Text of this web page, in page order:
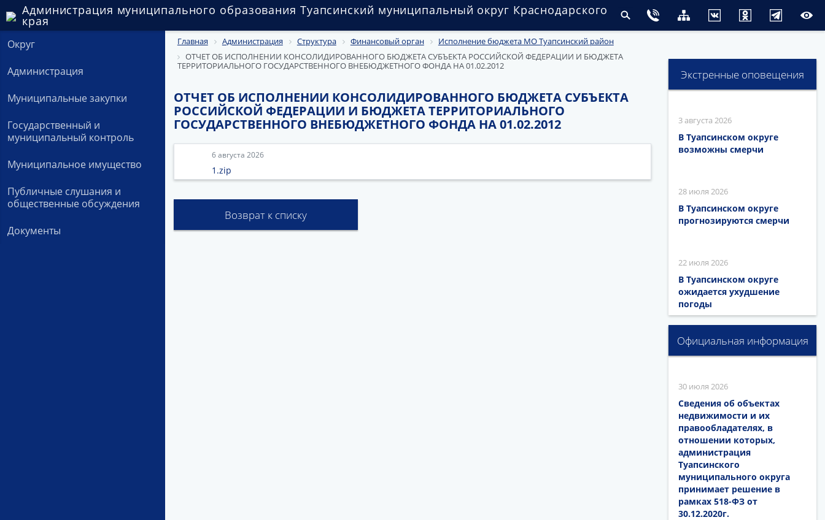
Администрация муниципального образования Туапсинский муниципальный округ Краснодарского
края
Округ
Администрация
Муниципальные закупки
Государственный и
муниципальный контроль
Муниципальное имущество
Публичные слушания и
общественные обсуждения
Документы
Главная Администрация Структура Финансовый орган
Исполнение бюджета МО Туапсинский район
ОТЧЕТ ОБ ИСПОЛНЕНИИ КОНСОЛИДИРОВАННОГО БЮДЖЕТА СУБЪЕКТА РОССИЙСКОЙ ФЕДЕРАЦИИ И БЮДЖЕТА
ТЕРРИТОРИАЛЬНОГО ГОСУДАРСТВЕННОГО ВНЕБЮДЖЕТНОГО ФОНДА НА 01.02.2012
ОТЧЕТ ОБ ИСПОЛНЕНИИ КОНСОЛИДИРОВАННОГО БЮДЖЕТА СУБЪЕКТА
РОССИЙСКОЙ ФЕДЕРАЦИИ И БЮДЖЕТА ТЕРРИТОРИАЛЬНОГО
ГОСУДАРСТВЕННОГО ВНЕБЮДЖЕТНОГО ФОНДА НА 01.02.2012
6 августа 2026
1.zip
Возврат к списку
Экстренные оповещения
3 августа 2026
В Туапсинском округе
возможны смерчи
28 июля 2026
В Туапсинском округе
прогнозируются смерчи
22 июля 2026
В Туапсинском округе
ожидается ухудшение
погоды
Официальная информация
30 июля 2026
Сведения об объектах
недвижимости и их
правообладателях, в
отношении которых,
администрация
Туапсинского
муниципального округа
принимает решение в
рамках 518-ФЗ от
30.12.2020г.